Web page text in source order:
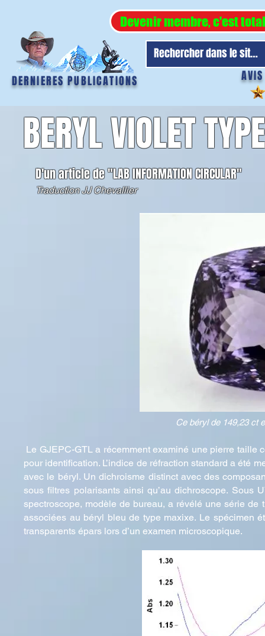
Devenir membre, c'est
DERNIERES PUBLICATIONS
BERYL VIOLET
D'un article de "LAB INFORMATION CIRCULAR"
Traduction JJ Chevallier
Ce béryl de 149,23 ct
Le GJEPC-GTL a récemment examiné une pierre taille
pour identification. L’indice de réfraction standard a été
avec le béryl. Un dichroisme distinct avec des
sous filtres polarisants ainsi qu’au dichroscope. Sous
spectroscope, modèle de bureau, a révélé une série
associées au béryl bleu de type maxixe. Le spécimen
transparents épars lors d’un examen microscopique.